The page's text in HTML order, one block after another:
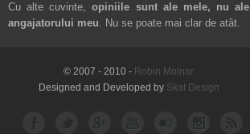
Cu alte cuvinte,opiniile sunt ale mele, nu ale
angajatorului meu. Nu se poate mai clar de atât.
© 2007 - 2010 - Robin Molnar
Designed and Developed by Skat Design